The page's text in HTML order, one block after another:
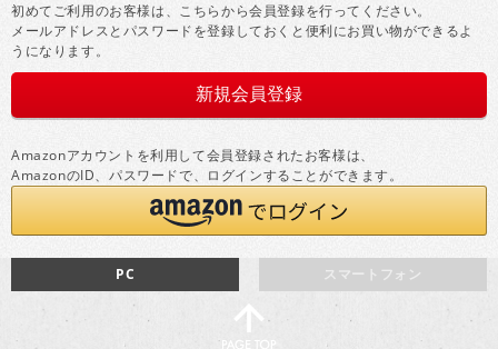
初めてご利用のお客様は、こちらから会員登録を行ってください。
メールアドレスとパスワードを登録しておくと便利にお買い物ができるよ
うになります。
Amazonアカウントを利用して会員登録されたお客様は、
AmazonのID、パスワードで、ログインすることができます。
スマートフォン
PC